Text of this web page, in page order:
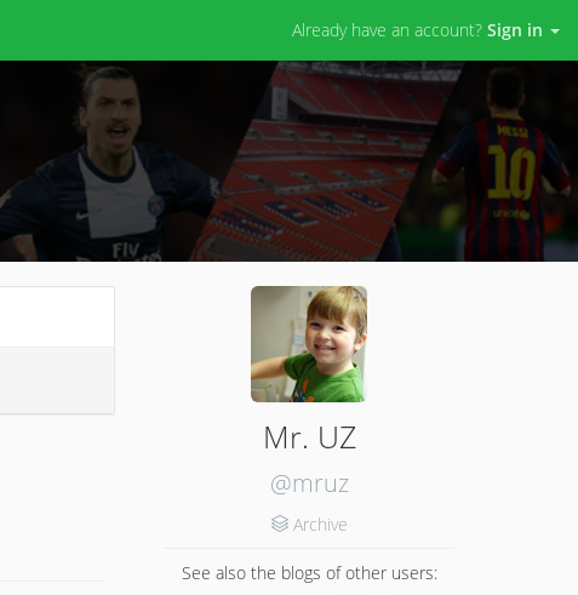
Already have an account? Sign in
Mr. UZ
@mruz
Archive
See also the blogs of other users: